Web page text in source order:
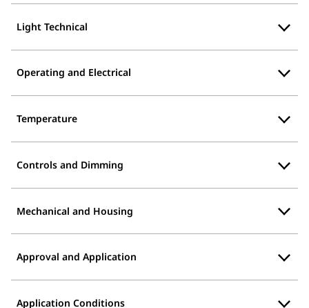
Light Technical
Operating and Electrical
Temperature
Controls and Dimming
Mechanical and Housing
Approval and Application
Application Conditions